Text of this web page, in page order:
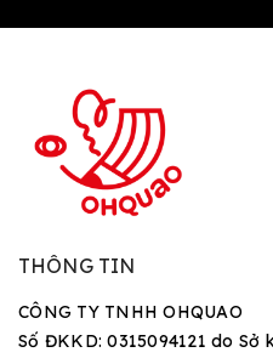
THÔNG TIN
CÔNG TY TNHH OHQUAO
Số ĐKKD: 0315094121 do Sở